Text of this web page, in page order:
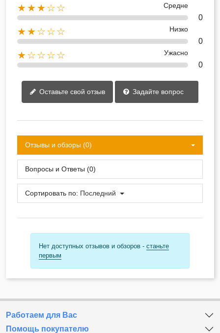
★★★☆☆ Средне
0
★★☆☆☆ Низко
0
★☆☆☆☆ Ужасно
0
Оставьте свой отзыв Задайте вопрос
Отзывы и обзоры (0)
Вопросы и Ответы (0)
Сортировать по: Последний
Нет доступных отзывов и обзоров - станьте
первым
Работаем для Вас
Помощь покупателю